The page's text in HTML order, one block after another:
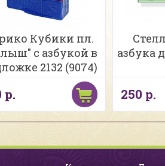
Кубики пл.
с азбукой в
2132 (9074)
р.
азбука
250 р.